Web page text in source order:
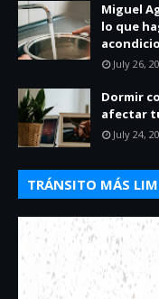
Miguel
lo que
July 26,
Dormir
afectar
July 24,
TRÁNSITO MÁS